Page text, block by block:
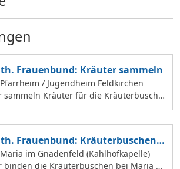
Frauenbund: Kräuter sammeln
Pfarrheim / Jugendheim Feldkirchen
sammeln Kräuter für die Kräuterbusche
wir am 14. August binden und an Mar
Ettig am Jugendheim Feldkirchen.
Frauenbund: Kräuterbuschen b
Maria im Gnadenfeld (Kahlhofkapelle)
binden die Kräuterbuschen bei Maria a